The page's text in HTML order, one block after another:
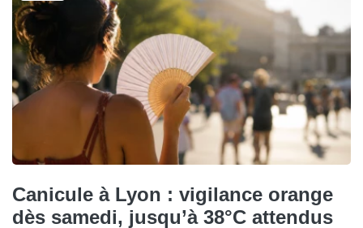
Canicule à Lyon : vigilance orange
dès samedi, jusqu’à 38°C attendus